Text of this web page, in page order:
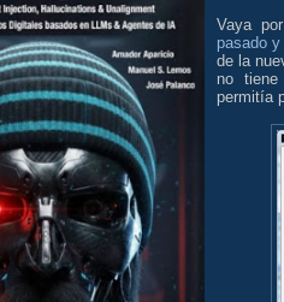
Vaya
pasado
de la
no tiene
permitía